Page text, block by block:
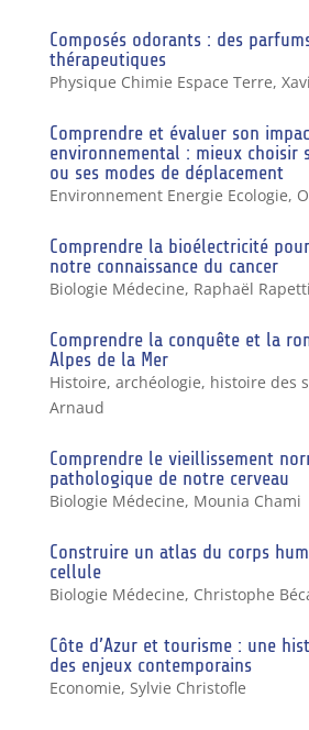
Composés odorants : des
thérapeutiques
Physique Chimie Espace Terre,
Comprendre et évaluer son
environnemental : mieux choisir
ou ses modes de déplacement
Environnement Energie Ecologie,
Comprendre la bioélectricité
notre connaissance du cancer
Biologie Médecine, Raphaël
Comprendre la conquête et la
Alpes de la Mer
Histoire, archéologie, histoire des
Arnaud
Comprendre le vieillissement
pathologique de notre cerveau
Biologie Médecine, Mounia Chami
Construire un atlas du corps
cellule
Biologie Médecine, Christophe
Côte d’Azur et tourisme : une
des enjeux contemporains
Economie, Sylvie Christofle